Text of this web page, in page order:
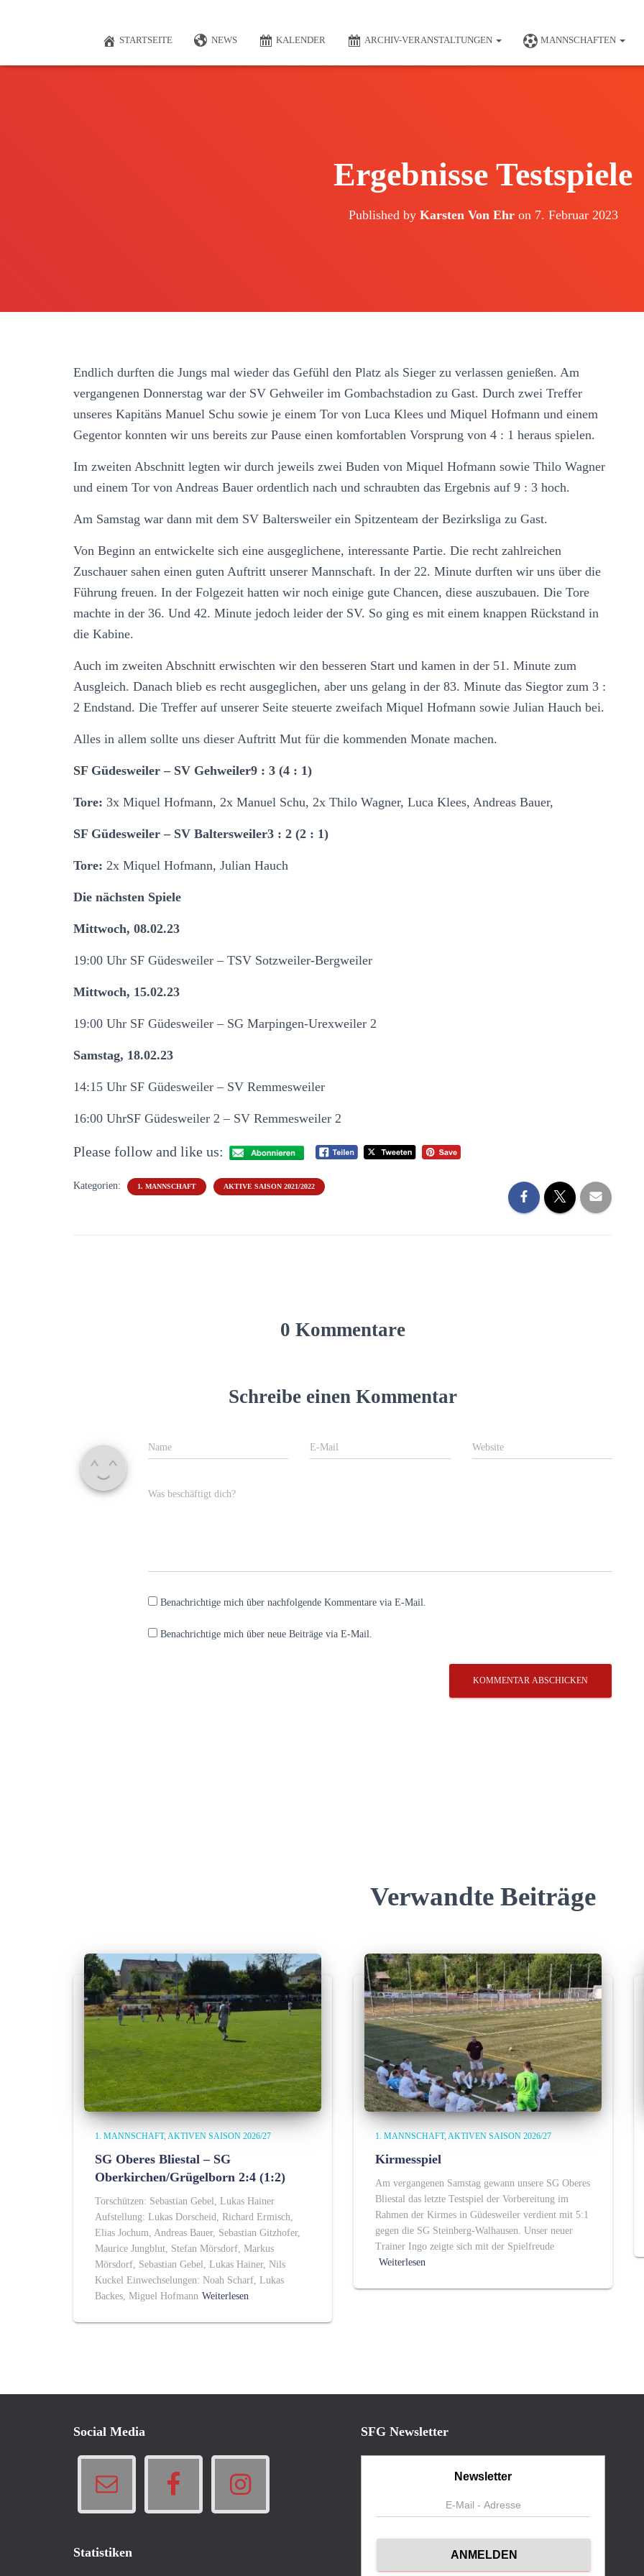
STARTSEITE NEWS KALENDER ARCHIV-VERANSTALTUNGEN MANNSCHAFTEN
Ergebnisse Testspiele
Published by Karsten Von Ehron 7. Februar 2023
Endlich durften die Jungs mal wieder das Gefühl den Platz als Sieger zu verlassen genießen. Am
vergangenen Donnerstag war der SV Gehweiler im Gombachstadion zu Gast. Durch zwei Treffer
unseres Kapitäns Manuel Schu sowie je einem Tor von Luca Klees und Miquel Hofmann und einem
Gegentor konnten wir uns bereits zur Pause einen komfortablen Vorsprung von 4 : 1 heraus spielen.
Im zweiten Abschnitt legten wir durch jeweils zwei Buden von Miquel Hofmann sowie Thilo Wagner
und einem Tor von Andreas Bauer ordentlich nach und schraubten das Ergebnis auf 9 : 3 hoch.
Am Samstag war dann mit dem SV Baltersweiler ein Spitzenteam der Bezirksliga zu Gast.
Von Beginn an entwickelte sich eine ausgeglichene, interessante Partie. Die recht zahlreichen
Zuschauer sahen einen guten Auftritt unserer Mannschaft. In der 22. Minute durften wir uns über die
Führung freuen. In der Folgezeit hatten wir noch einige gute Chancen, diese auszubauen. Die Tore
machte in der 36. Und 42. Minute jedoch leider der SV. So ging es mit einem knappen Rückstand in
die Kabine.
Auch im zweiten Abschnitt erwischten wir den besseren Start und kamen in der 51. Minute zum
Ausgleich. Danach blieb es recht ausgeglichen, aber uns gelang in der 83. Minute das Siegtor zum 3 :
2 Endstand. Die Treffer auf unserer Seite steuerte zweifach Miquel Hofmann sowie Julian Hauch bei.
Alles in allem sollte uns dieser Auftritt Mut für die kommenden Monate machen.
SF Güdesweiler – SV Gehweiler9 : 3 (4 : 1)
Tore: 3x Miquel Hofmann, 2x Manuel Schu, 2x Thilo Wagner, Luca Klees, Andreas Bauer,
SF Güdesweiler – SV Baltersweiler3 : 2 (2 : 1)
Tore: 2x Miquel Hofmann, Julian Hauch
Die nächsten Spiele
Mittwoch, 08.02.23
19:00 Uhr SF Güdesweiler – TSV Sotzweiler-Bergweiler
Mittwoch, 15.02.23
19:00 Uhr SF Güdesweiler – SG Marpingen-Urexweiler 2
Samstag, 18.02.23
14:15 Uhr SF Güdesweiler – SV Remmesweiler
16:00 UhrSF Güdesweiler 2 – SV Remmesweiler 2
Please follow and like us:
Kategorien: 1. MANNSCHAFT AKTIVE SAISON 2021/2022
0 Kommentare
Schreibe einen Kommentar
Name E-Mail Website
Was beschäftigt dich?
Benachrichtige mich über nachfolgende Kommentare via E-Mail.
Benachrichtige mich über neue Beiträge via E-Mail.
Verwandte Beiträge
1. MANNSCHAFT AKTIVEN SAISON 2026/27
SG Oberes Bliestal – SG
Oberkirchen/Grügelborn 2:4 (1:2)
Torschützen: Sebastian Gebel, Lukas Hainer
Aufstellung: Lukas Dorscheid, Richard Ermisch,
Elias Jochum, Andreas Bauer, Sebastian Gitzhofer,
Maurice Jungblut, Stefan Mörsdorf, Markus
Mörsdorf, Sebastian Gebel, Lukas Hainer, Nils
Kuckel Einwechselungen: Noah Scharf, Lukas
Backes, Miguel Hofmann Weiterlesen
1. MANNSCHAFT AKTIVEN SAISON 2026/27
Kirmesspiel
Am vergangenen Samstag gewann unsere SG Oberes
Bliestal das letzte Testspiel der Vorbereitung im
Rahmen der Kirmes in Güdesweiler verdient mit 5:1
gegen die SG Steinberg-Walhausen. Unser neuer
Trainer Ingo zeigte sich mit der Spielfreude
Weiterlesen
Social Media
Statistiken
SFG Newsletter
Newsletter